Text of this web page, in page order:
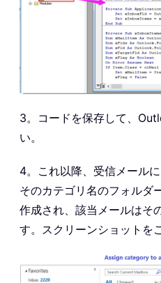
3。コードを保存して、
い。
4。これ以降、受信メール
そのカテゴリ名のフォルダ
作成され、該当メールはそ
す。スクリーンショットを